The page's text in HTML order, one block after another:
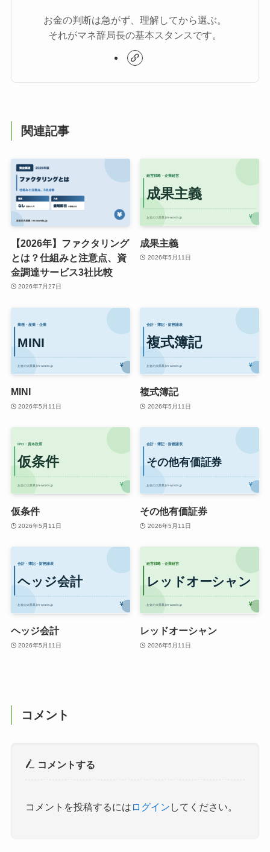
お金の判断は急がず、理解してから選ぶ。
それがマネ辞局長の基本スタンスです。
関連記事
【2026年】ファクタリング
とは？仕組みと注意点、資
金調達サービス3社比較
2026年7月27日
成果主義
2026年5月11日
MINI
2026年5月11日
複式簿記
2026年5月11日
仮条件
2026年5月11日
その他有価証券
2026年5月11日
ヘッジ会計
2026年5月11日
レッドオーシャン
2026年5月11日
コメント
コメントする
コメントを投稿するには ログイン してください。